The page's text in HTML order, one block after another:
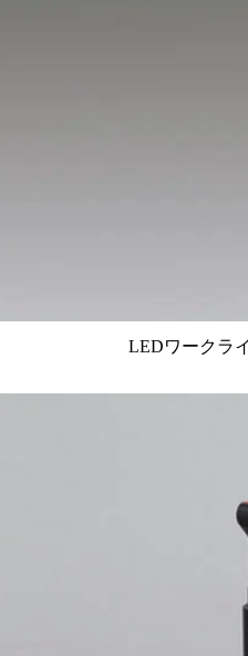
LEDワークラ